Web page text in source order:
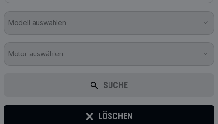
Modell auswählen
Motor auswählen
SUCHE
LÖSCHEN